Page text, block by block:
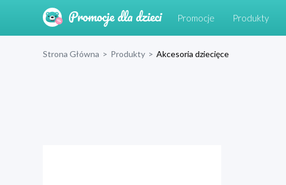
Promocje Produkty
Strona Główna > Produkty > Akcesoria dziecięce